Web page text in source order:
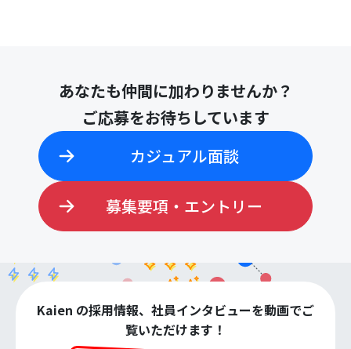
あなたも仲間に加わりませんか？
ご応募をお待ちしています
カジュアル面談
募集要項・エントリー
Kaien の採用情報、社員インタビューを動画でご
覧いただけます！